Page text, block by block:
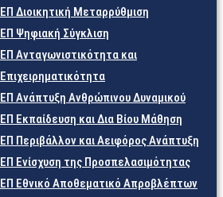
ΕΠ Διοικητική Μεταρρύθμιση
ΕΠ Ψηφιακή Σύγκλιση
ΕΠ Ανταγωνιστικότητα και
Επιχειρηματικότητα
ΕΠ Ανάπτυξη Ανθρώπινου Δυναμικού
ΕΠ Εκπαίδευση και Δια Βίου Μάθηση
ΕΠ Περιβάλλον και Αειφόρος Ανάπτυξη
ΕΠ Ενίσχυση της Προσπελασιμότητας
ΕΠ Εθνικό Αποθεματικό Απροβλέπτων